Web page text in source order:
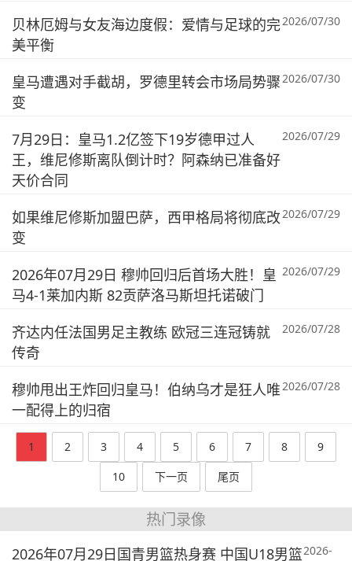
贝林厄姆与女友海边度假：爱情与足球的完
美平衡
2026/07/30
皇马遭遇对手截胡，罗德里转会市场局势骤
变
2026/07/30
7月29日：皇马1.2亿签下19岁德甲过人
王，维尼修斯离队倒计时？阿森纳已准备好
天价合同
2026/07/29
如果维尼修斯加盟巴萨，西甲格局将彻底改
变
2026/07/29
2026年07月29日 穆帅回归后首场大胜！皇
马4-1莱加内斯 82贡萨洛马斯坦托诺破门
2026/07/29
齐达内任法国男足主教练 欧冠三连冠铸就
传奇
2026/07/28
穆帅甩出王炸回归皇马！伯纳乌才是狂人唯
一配得上的归宿
2026/07/28
1 2 3 4 5 6 7 8
9
10
下一页 尾页
热门录像
2026年07月29日国青男篮热身赛 中国U18男篮2026-